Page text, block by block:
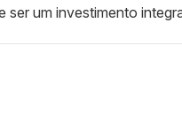
ser um investimento